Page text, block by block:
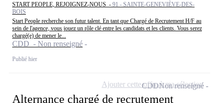
START PEOPLE, REJOIGNEZ-NOUS - 91 - SAINTE-GENEVIÈVE-DES-
BOIS
Start People recherche son futur talent. En tant que Chargé de Recrutement H/F au
sein de l'agence, vous jouez un rôle clé entre les candidats et les clients. Vous serez
chargé(e) de mener le...
CDD - Non renseigné
Publié hier
Alternance chargé de recrutement
CDDNon renseigné
Ajouter cette offre à ma sélection